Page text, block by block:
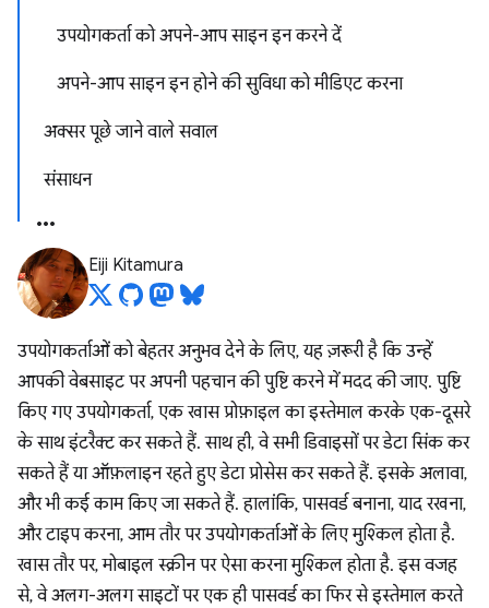
उपयोगकर्ता को अपने-आप साइन इन करने दें
अपने-आप साइन इन होने की सुविधा को मीडिएट करना
अक्सर पूछे जाने वाले सवाल
संसाधन
Eiji Kitamura
उपयोगकर्ताओं को बेहतर अनुभव देने के लिए, यह ज़रूरी है कि उन्हें
आपकी वेबसाइट पर अपनी पहचान की पुष्टि करने में मदद की जाए. पुष्टि
किए गए उपयोगकर्ता, एक खास प्रोफ़ाइल का इस्तेमाल करके एक-दूसरे
के साथ इंटरैक्ट कर सकते हैं. साथ ही, वे सभी डिवाइसों पर डेटा सिंक कर
सकते हैं या ऑफ़लाइन रहते हुए डेटा प्रोसेस कर सकते हैं. इसके अलावा,
और भी कई काम किए जा सकते हैं. हालांकि, पासवर्ड बनाना, याद रखना,
और टाइप करना, आम तौर पर उपयोगकर्ताओं के लिए मुश्किल होता है.
खास तौर पर, मोबाइल स्क्रीन पर ऐसा करना मुश्किल होता है. इस वजह
से, वे अलग-अलग साइटों पर एक ही पासवर्ड का फिर से इस्तेमाल करते